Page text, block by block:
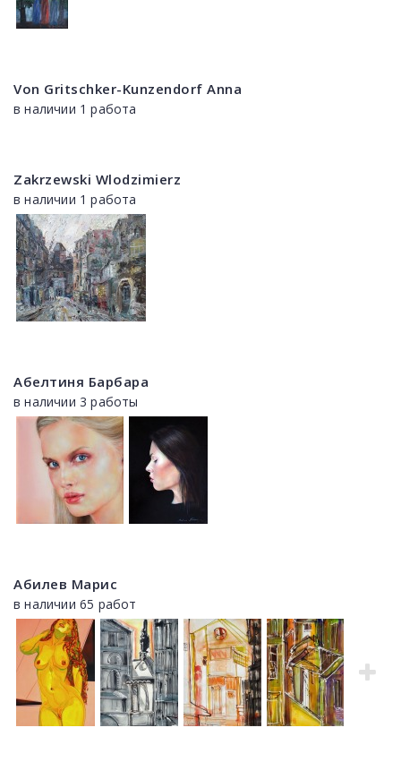
Von Gritschker-Kunzendorf Anna
в наличии 1 работа
Zakrzewski Wlodzimierz
в наличии 1 работа
Абелтиня Барбара
в наличии 3 работы
Абилев Марис
в наличии 65 работ